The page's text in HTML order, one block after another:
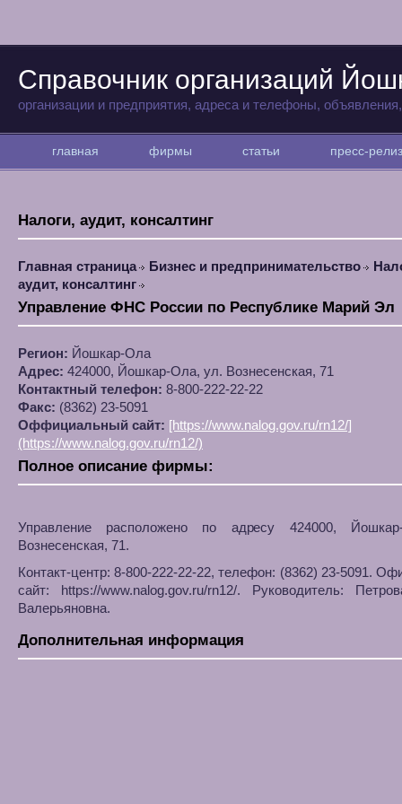
Справочник организаций
организации и предприятия, адреса и телефоны,
главная фирмы статьи пресс-
Налоги, аудит, консалтинг
Главная страница Бизнес и предпринимательство
аудит, консалтинг
Управление ФНС России по Республике Марий Эл
Регион: Йошкар-Ола
Адрес: 424000, Йошкар-Ола, ул. Вознесенская, 71
Контактный телефон: 8-800-222-22-22
Факс: (8362) 23-5091
Оффициальный сайт: [https://www.nalog.gov.ru/rn12/]
(https://www.nalog.gov.ru/rn12/)
Полное описание фирмы:
Управление расположено по адресу 424000,
Вознесенская, 71.
Контакт-центр: 8-800-222-22-22, телефон: (8362) 23-5091.
сайт: https://www.nalog.gov.ru/rn12/. Руководитель:
Валерьяновна.
Дополнительная информация